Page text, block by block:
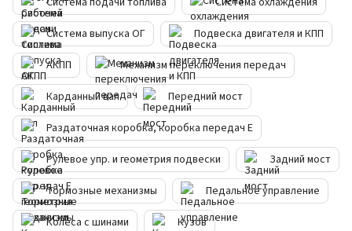
Система выпуска ОГ
Подвеска двигателя и КПП
АКПП
Механизм переключения передач
Карданный вал
Передний мост
Раздаточная коробка, коробка передач E
Рулевое упр. и геометрия подвески
Задний мост
Тормозные механизмы
Педальное управление
Колеса с шинами
Кузов